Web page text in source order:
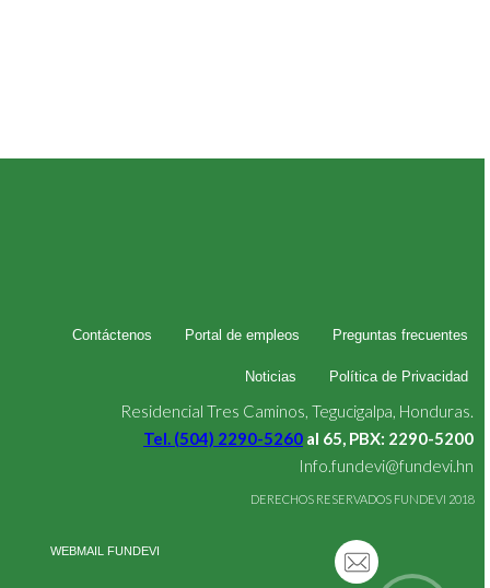
Contáctenos Portal de empleos Preguntas frecuentes
Noticias Política de Privacidad
Residencial Tres Caminos, Tegucigalpa, Honduras.
Tel. (504) 2290-5260 al 65, PBX: 2290-5200
Info.fundevi@fundevi.hn
DERECHOS RESERVADOS FUNDEVI 2018
WEBMAIL FUNDEVI